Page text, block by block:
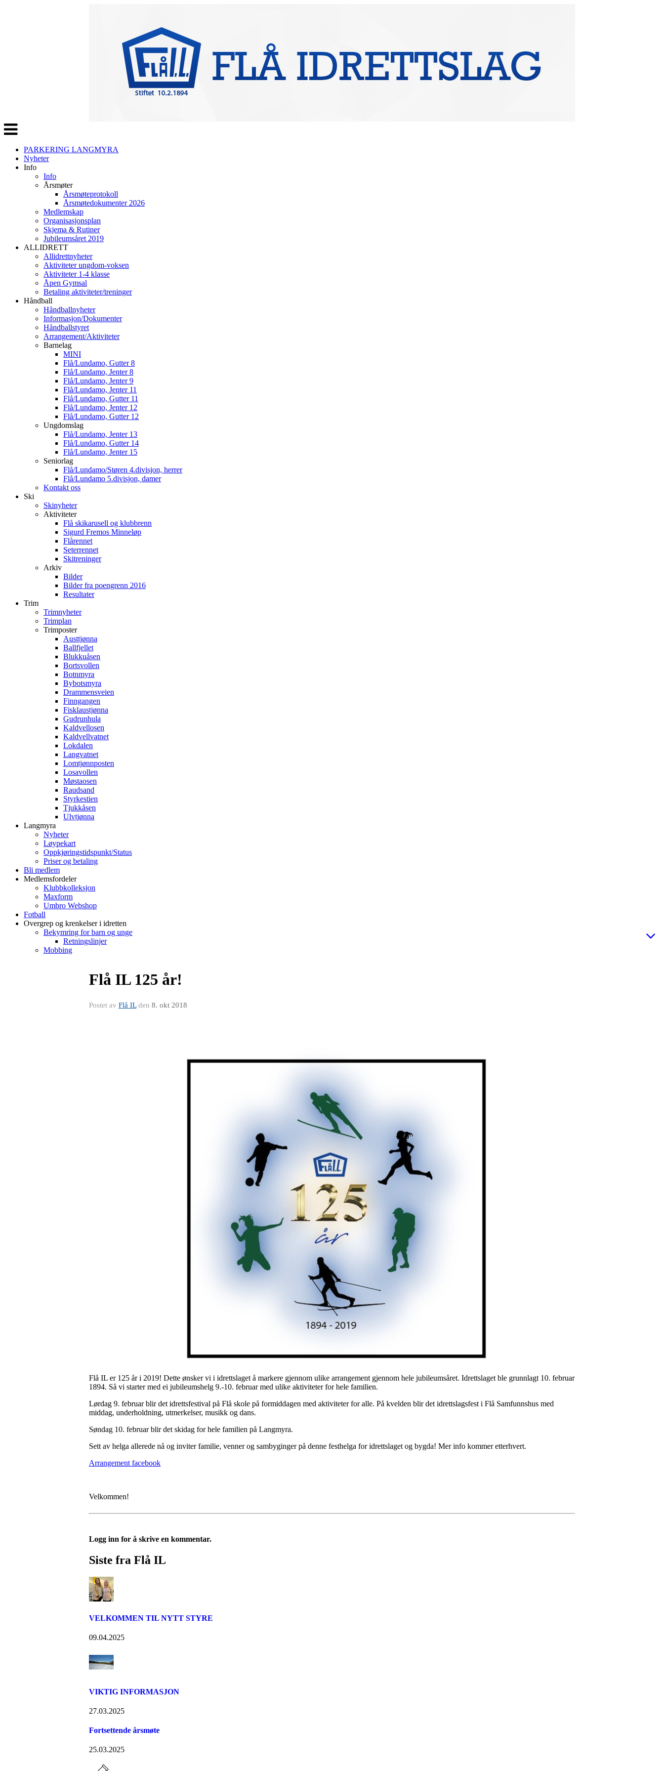
Veksle
navigasjon
PARKERING LANGMYRA
Nyheter
Info
Info
Årsmøter
Årsmøteprotokoll
Årsmøtedokumenter 2026
Medlemskap
Organisasjonsplan
Skjema & Rutiner
Jubileumsåret 2019
ALLIDRETT
Allidrettnyheter
Aktiviteter ungdom-voksen
Aktiviteter 1-4 klasse
Åpen Gymsal
Betaling aktiviteter/treninger
Håndball
Håndballnyheter
Informasjon/Dokumenter
Håndballstyret
Arrangement/Aktiviteter
Barnelag
MINI
Flå/Lundamo, Gutter 8
Flå/Lundamo, Jenter 8
Flå/Lundamo, Jenter 9
Flå/Lundamo, Jenter 11
Flå/Lundamo, Gutter 11
Flå/Lundamo, Jenter 12
Flå/Lundamo, Gutter 12
Ungdomslag
Flå/Lundamo, Jenter 13
Flå/Lundamo, Gutter 14
Flå/Lundamo, Jenter 15
Seniorlag
Flå/Lundamo/Støren 4.divisjon, herrer
Flå/Lundamo 5.divisjon, damer
Kontakt oss
Ski
Skinyheter
Aktiviteter
Flå skikarusell og klubbrenn
Sigurd Fremos Minneløp
Flårennet
Seterrennet
Skitreninger
Arkiv
Bilder
Bilder fra poengrenn 2016
Resultater
Trim
Trimnyheter
Trimplan
Trimposter
Austtjønna
Ballfjellet
Blukkuåsen
Bortsvollen
Botnmyra
Bybotsmyra
Drammensveien
Finngangen
Fisklaustjønna
Gudrunhula
Kaldvellosen
Kaldvellvatnet
Lokdalen
Langvatnet
Lomtjønnposten
Losavollen
Møstaosen
Raudsand
Styrkestien
Tjukkåsen
Ulvtjønna
Langmyra
Nyheter
Løypekart
Oppkjøringstidspunkt/Status
Priser og betaling
Bli medlem
Medlemsfordeler
Klubbkolleksjon
Maxform
Umbro Webshop
Fotball
Overgrep og krenkelser i idretten
Bekymring for barn og unge
Retningslinjer
Mobbing
Flå IL 125 år!
Postet av Flå ILden 8. okt 2018
Flå IL er 125 år i 2019! Dette ønsker vi i idrettslaget å markere gjennom ulike arrangement gjennom hele jubileumsåret. Idrettslaget ble grunnlagt 10. februar
1894. Så vi starter med ei jubileumshelg 9.-10. februar med ulike aktiviteter for hele familien.
Lørdag 9. februar blir det idrettsfestival på Flå skole på formiddagen med aktiviteter for alle. På kvelden blir det idrettslagsfest i Flå Samfunnshus med
middag, underholdning, utmerkelser, musikk og dans.
Søndag 10. februar blir det skidag for hele familien på Langmyra.
Sett av helga allerede nå og inviter familie, venner og sambyginger på denne festhelga for idrettslaget og bygda! Mer info kommer etterhvert.
Arrangement facebook
Velkommen!
Logg inn for å skrive en kommentar.
Siste fra Flå IL
VELKOMMEN TIL NYTT STYRE
09.04.2025
VIKTIG INFORMASJON
27.03.2025
Fortsettende årsmøte
25.03.2025